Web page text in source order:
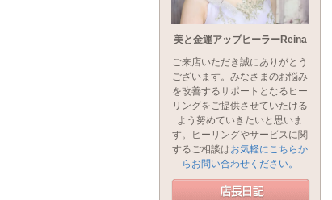
美と金運アップヒーラーReina
ご来店いただき誠にありがとう
ございます。みなさまのお悩み
を改善するサポートとなるヒー
リングをご提供させていたける
よう努めていきたいと思いま
す。ヒーリングやサービスに関
するご相談はお気軽にこちらか
らお問い合わせください。